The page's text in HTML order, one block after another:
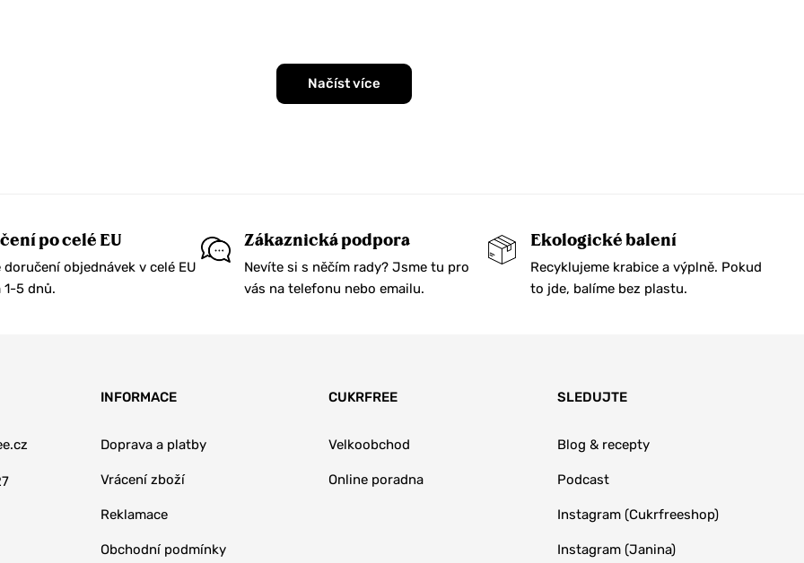
Načíst více
po celé EU
doručení objednávek v celé EU
1-5 dnů.
Zákaznická podpora
Nevíte si s něčím rady? Jsme tu pro
vás na telefonu nebo emailu.
Ekologické balení
Recyklujeme krabice a výplně. Pokud
to jde, balíme bez plastu.
INFORMACE
Doprava a platby
Vrácení zboží
Reklamace
Obchodní podmínky
CUKRFREE
Velkoobchod
Online poradna
SLEDUJTE
Blog & recepty
Podcast
Instagram (Cukrfreeshop)
Instagram (Janina)